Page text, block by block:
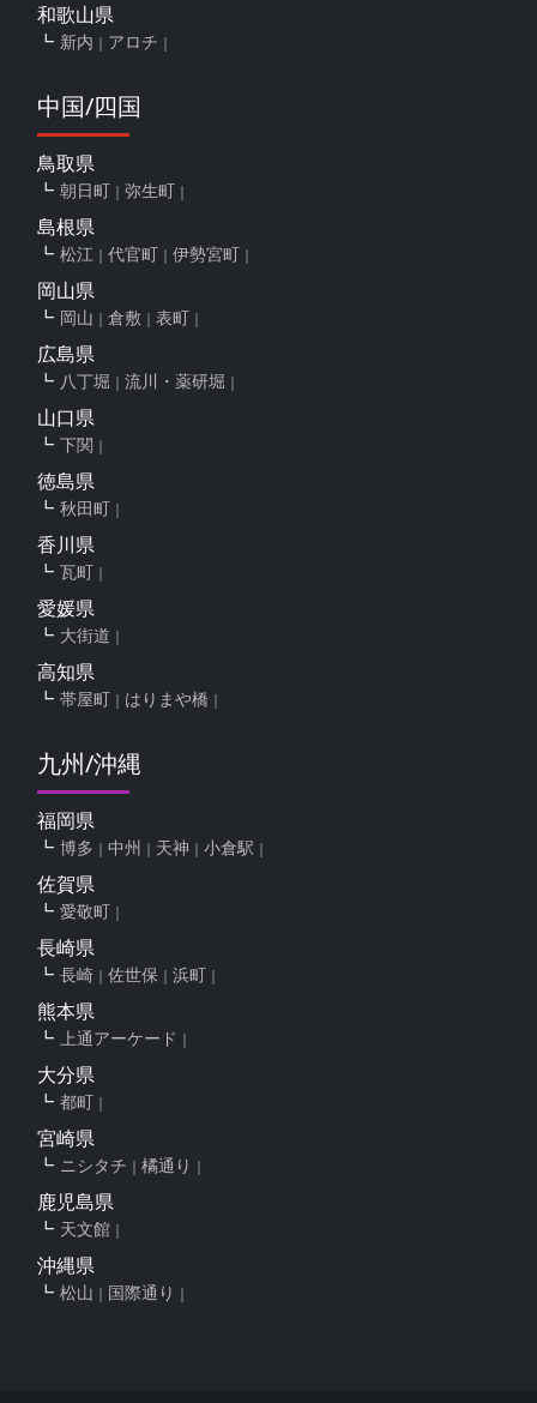
和歌山県
新内 アロチ
中国/四国
鳥取県
朝日町 弥生町
島根県
松江 代官町 伊勢宮町
岡山県
岡山 倉敷 表町
広島県
八丁堀 流川・薬研堀
山口県
下関
徳島県
秋田町
香川県
瓦町
愛媛県
大街道
高知県
帯屋町 はりまや橋
九州/沖縄
福岡県
博多 中州 天神 小倉駅
佐賀県
愛敬町
長崎県
長崎 佐世保 浜町
熊本県
上通アーケード
大分県
都町
宮崎県
ニシタチ 橘通り
鹿児島県
天文館
沖縄県
松山 国際通り